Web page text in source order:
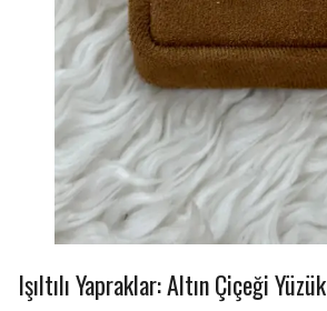
Işıltılı Yapraklar: Altın Çiçeği Yüzük